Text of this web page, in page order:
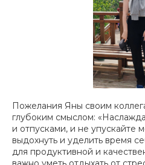
Пожелания Яны своим
глубоким смыслом:
и отпусками, и не упускайте
выдохнуть и уделить время
для продуктивной и